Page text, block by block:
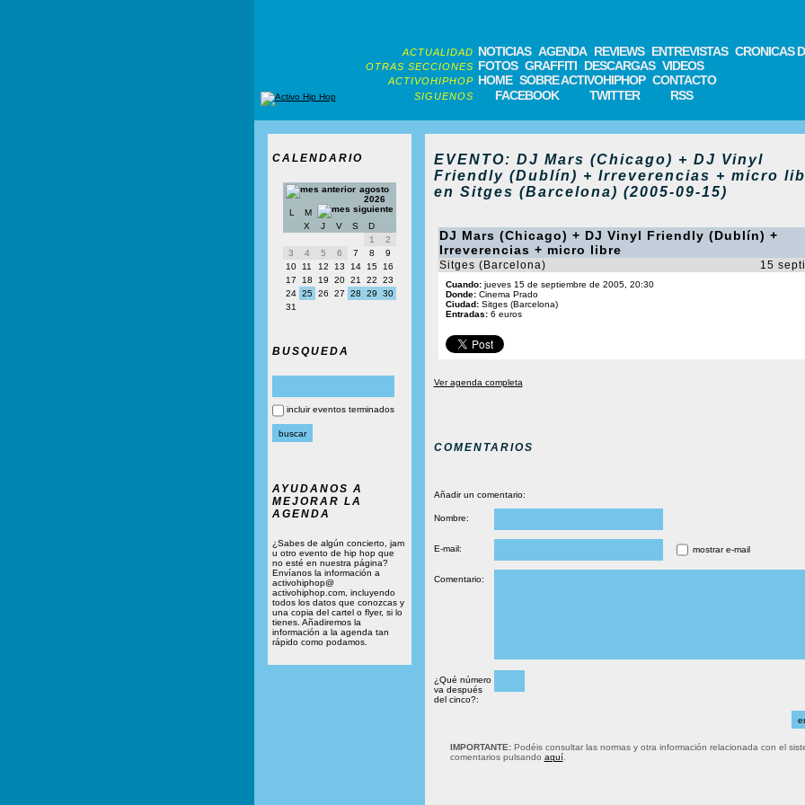
ACTUALIDAD NOTICIAS AGENDA REVIEWS ENTREVISTAS CRONICAS
OTRAS SECCIONES FOTOS GRAFFITI DESCARGAS VIDEOS
ACTIVOHIPHOP HOME SOBRE ACTIVOHIPHOP CONTACTO
SIGUENOS FACEBOOK TWITTER RSS
CALENDARIO
agosto
2026
L
M
X
J V S
D
1
2
3
4 5 6 7 8
9
10
11 12 13 14 15
16
17
18 19 20 21 22
23
24 25 26 27 28 29
30
31
BUSQUEDA
incluir eventos terminados
AYUDANOS A
MEJORAR LA
AGENDA
¿Sabes de algún concierto, jam
u otro evento de hip hop que
no esté en nuestra página?
Envíanos la información a
activohiphop@
activohiphop.com, incluyendo
todos los datos que conozcas y
una copia del cartel o flyer, si lo
tienes. Añadiremos la
información a la agenda tan
rápido como podamos.
EVENTO: DJ Mars (Chicago) + DJ Vinyl
Friendly (Dublín) + Irreverencias + micro
en Sitges (Barcelona) (2005-09-15)
DJ Mars (Chicago) + DJ Vinyl Friendly (Dublín) +
Irreverencias + micro libre
Sitges (Barcelona) 15
Cuando:jueves 15 de septiembre de 2005, 20:30
Donde:Cinema Prado
Ciudad:Sitges (Barcelona)
Entradas: 6 euros
Ver agenda completa
COMENTARIOS
Añadir un comentario:
Nombre:
E-mail: mostrar e-mail
Comentario:
¿Qué número
va después
del cinco?:
IMPORTANTE:Podéis consultar las normas y otra información relacionada con el
comentarios pulsando aquí.